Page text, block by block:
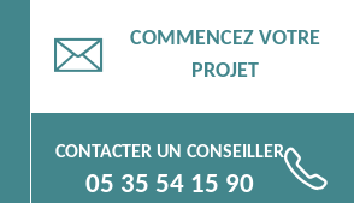
📧
COMMENCEZ VOTRE
PROJET
CONTACTER UN CONSEILLER
05 35 54 15 90 📞